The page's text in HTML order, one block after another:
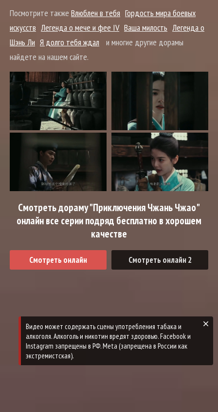
Посмотрите также Влюблен в тебя Гордость мира боевых
искусств Легенда о мече и фее IV Ваша милость Легенда о
Шэнь Ли Я долго тебя ждал
и многие другие дорамы
найдете на нашем сайте.
Смотреть дораму "Приключения Чжань Чжао"
онлайн все серии подряд бесплатно в хорошем
качестве
Смотреть онлайн Смотреть онлайн 2